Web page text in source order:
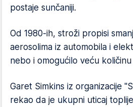
postaje sunčaniji.
Od 1980-ih, stroži propisi
aerosolima iz automobila i
nebo i omogućilo veću
Garet Simkins iz organizacije
rekao da je ukupni uticaj